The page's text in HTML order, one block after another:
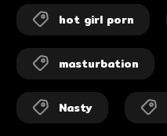
hot girl porn
masturbation
Nasty